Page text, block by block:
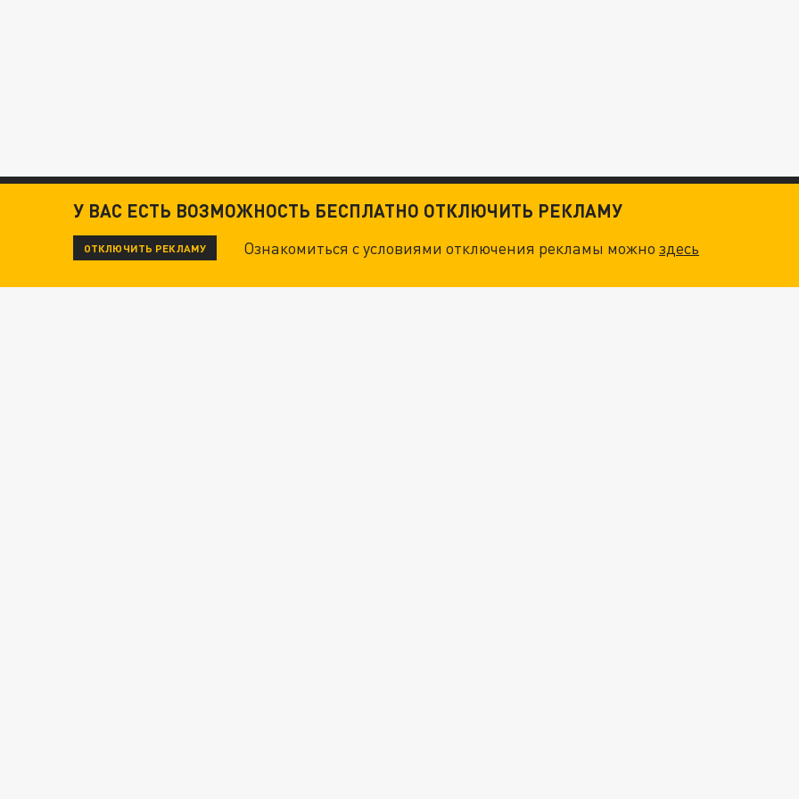
У ВАС ЕСТЬ ВОЗМОЖНОСТЬ БЕСПЛАТНО ОТКЛЮЧИТЬ РЕКЛАМУ
ОТКЛЮЧИТЬ РЕКЛАМУ Ознакомиться с условиями отключения рекламы можноздесь